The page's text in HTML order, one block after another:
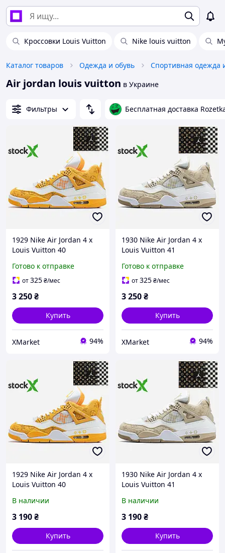
Кроссовки Louis Vuitton Nike louis vuitton
Каталог товаров Одежда и обувь Спортивная одежда
Air jordan louis vuitton в Украине
Фильтры Бесплатная доставка
1929 Nike Air Jordan 4 x
Louis Vuitton 40
Готово к отправке
от325₴/мес
3 250₴
Купить
XMarket 94%
1930 Nike Air Jordan 4 x
Louis Vuitton 41
Готово к отправке
от325₴/мес
3 250₴
Купить
XMarket 94%
1929 Nike Air Jordan 4 x
Louis Vuitton 40
В наличии
3 190₴
Купить
1930 Nike Air Jordan 4 x
Louis Vuitton 41
В наличии
3 190₴
Купить